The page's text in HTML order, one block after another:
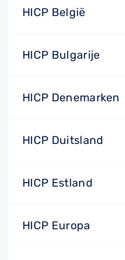
HICP België
HICP Bulgarije
HICP Denemarken
HICP Duitsland
HICP Estland
HICP Europa